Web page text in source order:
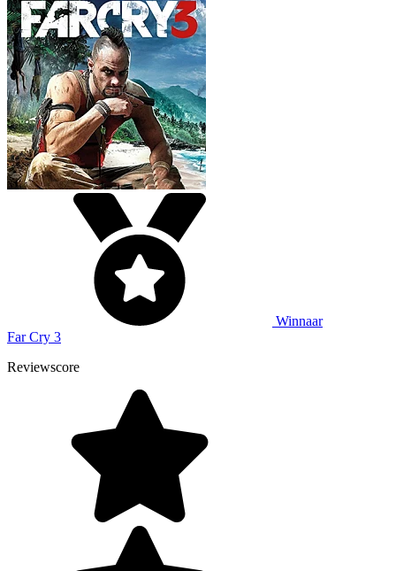
Winnaar
Far Cry 3
Reviewscore